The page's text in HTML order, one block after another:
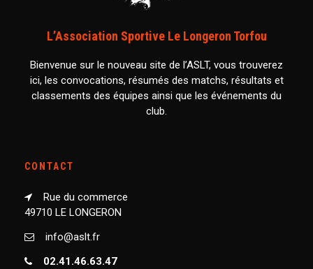
L’Association Sportive Le Longeron Torfou
Bienvenue sur le nouveau site de l’ASLT, vous trouverez
ici, les convocations, résumés des matchs, résultats et
classements des équipes ainsi que les événements du
club.
CONTACT
Rue du commerce
49710 LE LONGERON
info@aslt.fr
02.41.46.63.47